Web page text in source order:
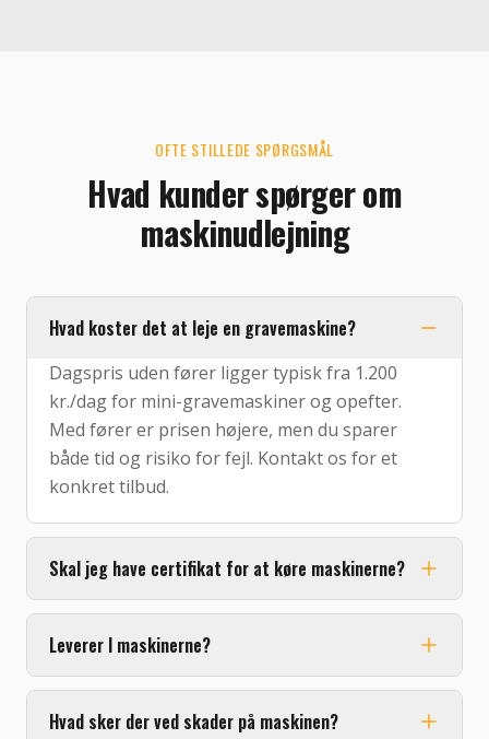
OFTE STILLEDE SPØRGSMÅL
Hvad kunder spørger om
maskinudlejning
Hvad koster det at leje en gravemaskine?
Dagspris uden fører ligger typisk fra 1.200
kr./dag for mini-gravemaskiner og opefter.
Med fører er prisen højere, men du sparer
både tid og risiko for fejl. Kontakt os for et
konkret tilbud.
Skal jeg have certifikat for at køre maskinerne?
Leverer I maskinerne?
Hvad sker der ved skader på maskinen?